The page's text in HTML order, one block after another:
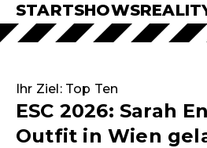
STARTSHOWS
Ihr Ziel: Top Ten
ESC 2026: Sarah
Outfit in Wien